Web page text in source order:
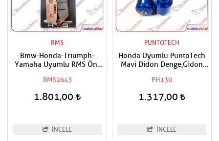
RMS
Bmw-Honda-Triumph-
Yamaha Uyumlu RMS Ön-
RMS2643
1.801,00
İNCELE
PUNTOTECH
Honda Uyumlu PuntoTech
Mavi Didon Denge,Gidon
PH130
1.317,00
İNCELE